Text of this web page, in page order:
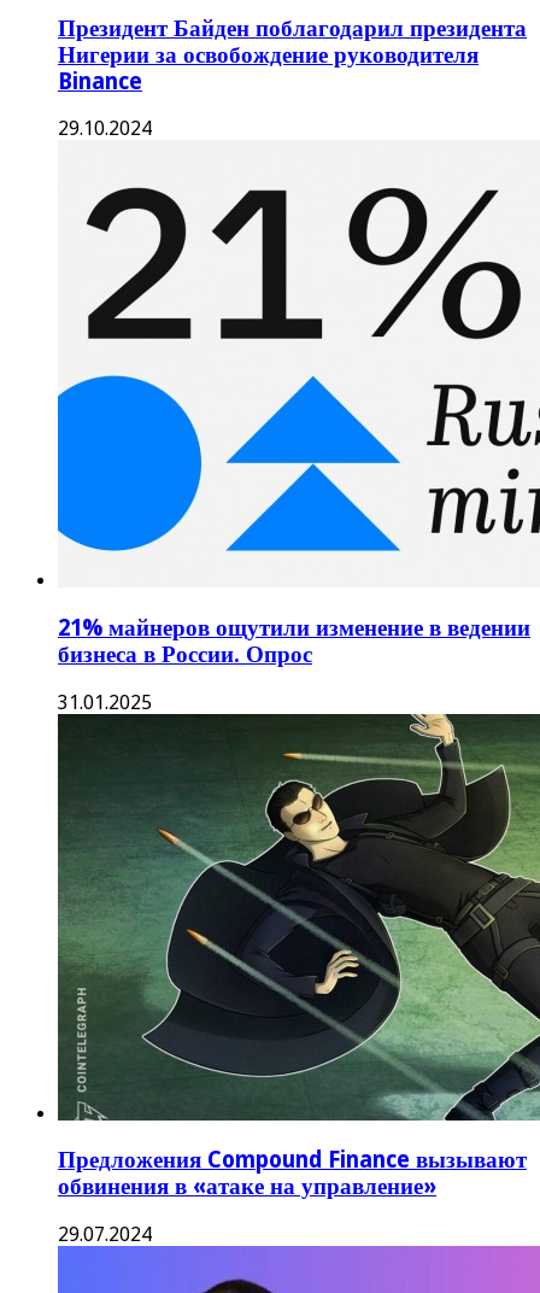
Президент Байден поблагодарил президента
Нигерии за освобождение руководителя
Binance
29.10.2024
21% майнеров ощутили изменение в ведении
бизнеса в России. Опрос
31.01.2025
Предложения Compound Finance вызывают
обвинения в «атаке на управление»
29.07.2024